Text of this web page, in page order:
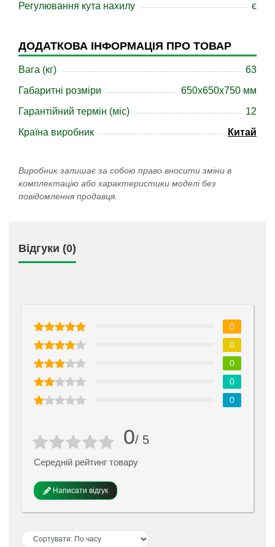
Регулювання кута нахилу
є
ДОДАТКОВА ІНФОРМАЦІЯ ПРО ТОВАР
Вага (кг)
63
Габаритні розміри
650x650x750 мм
Гарантійний термін (міс)
12
Країна виробник
Китай
Виробник залишає за собою право вносити зміни в
комплектацію або характеристики моделі без
повідомлення продавця.
Відгуки (0)
0/ 5
Середній рейтинг товару
Написати відгук
0
0
0
0
0